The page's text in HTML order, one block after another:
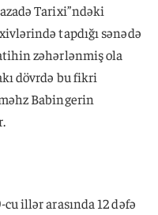
Tarixi”ndəki
tapdığı sənədə
zəhərlənmiş ola
dövrdə bu fikri
Babingerin
illər arasında 12 dəfə